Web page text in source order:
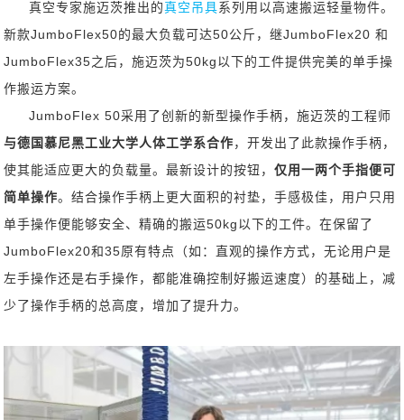
真空专家施迈茨推出的真空吊具系列用以高速搬运轻量物件。
新款JumboFlex50的最大负载可达50公斤，继JumboFlex20 和
JumboFlex35之后，施迈茨为50kg以下的工件提供完美的单手操
作搬运方案。
JumboFlex 50采用了创新的新型操作手柄，施迈茨的工程师
与德国慕尼黑工业大学人体工学系合作，开发出了此款操作手柄，
使其能适应更大的负载量。最新设计的按钮，仅用一两个手指便可
简单操作。结合操作手柄上更大面积的衬垫，手感极佳，用户只用
单手操作便能够安全、精确的搬运50kg以下的工件。在保留了
JumboFlex20和35原有特点（如：直观的操作方式，无论用户是
左手操作还是右手操作，都能准确控制好搬运速度）的基础上，减
少了操作手柄的总高度，增加了提升力。